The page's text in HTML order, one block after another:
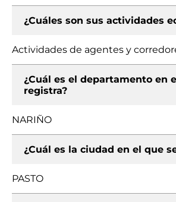
¿Cuáles son sus actividades
Actividades de agentes y
¿Cuál es el departamento en
registra?
NARIÑO
¿Cuál es la ciudad en el que
PASTO